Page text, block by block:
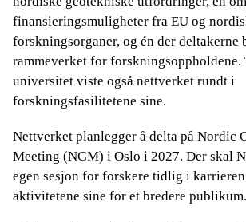
finansieringsmuligheter fra EU og
forskningsorganer, og én der deltakerne
rammeverket for forskningsoppholdene.
universitet viste også nettverket rundt i
forskningsfasilitetene sine.
Nettverket planlegger å delta på Nordic
Meeting (NGM) i Oslo i 2027. Der skal
egen sesjon for forskere tidlig i karrieren
aktivitetene sine for et bredere publikum.